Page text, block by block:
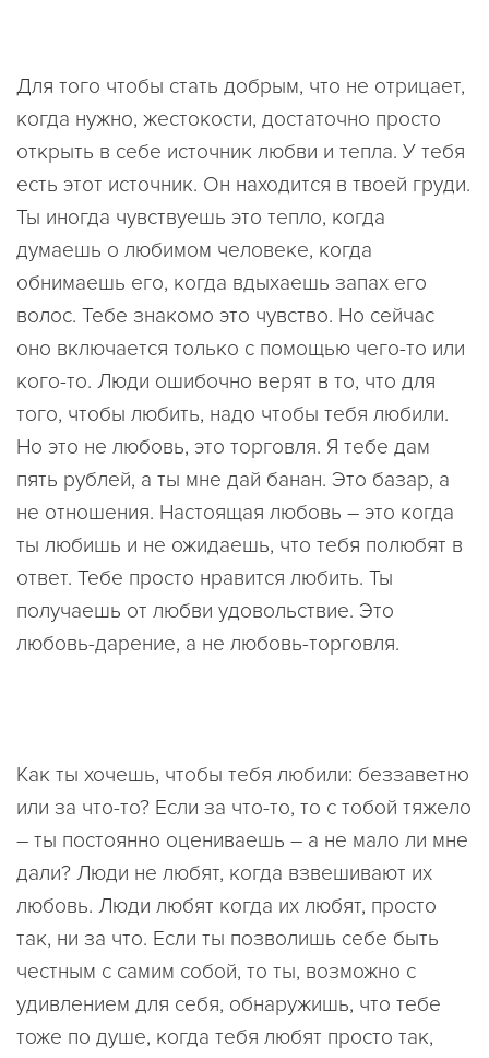
Для того чтобы стать добрым, что не отрицает,
когда нужно, жестокости, достаточно просто
открыть в себе источник любви и тепла. У тебя
есть этот источник. Он находится в твоей груди.
Ты иногда чувствуешь это тепло, когда
думаешь о любимом человеке, когда
обнимаешь его, когда вдыхаешь запах его
волос. Тебе знакомо это чувство. Но сейчас
оно включается только с помощью чего-то или
кого-то. Люди ошибочно верят в то, что для
того, чтобы любить, надо чтобы тебя любили.
Но это не любовь, это торговля. Я тебе дам
пять рублей, а ты мне дай банан. Это базар, а
не отношения. Настоящая любовь – это когда
ты любишь и не ожидаешь, что тебя полюбят в
ответ. Тебе просто нравится любить. Ты
получаешь от любви удовольствие. Это
любовь-дарение, а не любовь-торговля.
Как ты хочешь, чтобы тебя любили: беззаветно
или за что-то? Если за что-то, то с тобой тяжело
– ты постоянно оцениваешь – а не мало ли мне
дали? Люди не любят, когда взвешивают их
любовь. Люди любят когда их любят, просто
так, ни за что. Если ты позволишь себе быть
честным с самим собой, то ты, возможно с
удивлением для себя, обнаружишь, что тебе
тоже по душе, когда тебя любят просто так,